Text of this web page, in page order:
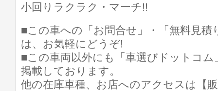
小回りラクラク・マーチ!!
■この車への「お問合せ」・「無料見積
は、お気軽にどうぞ!
■この車両以外にも「車選びドットコ
掲載しております。
他の在庫車種、お店へのアクセスは【